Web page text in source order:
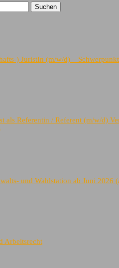
) JuristIn (m/w/d) –
als Referentin / Referent (m/w/d)
und Wahlstation ab Juni 2026
Arbeitsrecht